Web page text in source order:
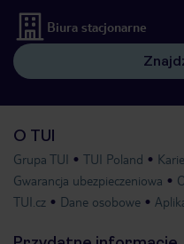
Biura stacjonarne
O TUI
Grupa TUI TUI Poland
Gwarancja ubezpieczeniowa
TUI.cz
Dane osobowe